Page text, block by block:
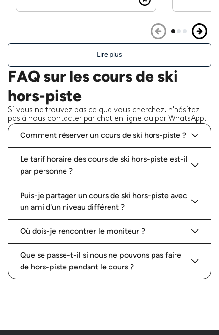
Lire plus
FAQ sur les cours de ski
hors-piste
Si vous ne trouvez pas ce que vous cherchez, n'hésitez
pas à nous contacter par chat en ligne ou par WhatsApp.
Comment réserver un cours de ski hors-piste ?
Le tarif horaire des cours de ski hors-piste est-il
par personne ?
Puis-je partager un cours de ski hors-piste avec
un ami d'un niveau différent ?
Où dois-je rencontrer le moniteur ?
Que se passe-t-il si nous ne pouvons pas faire
de hors-piste pendant le cours ?